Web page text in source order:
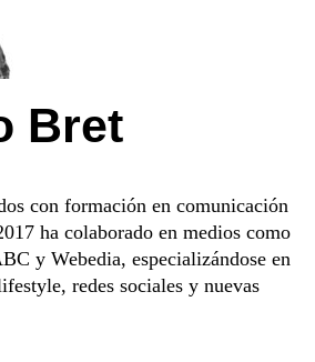
Bret
con formación en comunicación
ha colaborado en medios como
y Webedia, especializándose en
redes sociales y nuevas